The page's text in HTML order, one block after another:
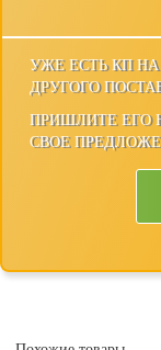
УЖЕ ЕСТЬ КП
ДРУГОГО
ПРИШЛИТЕ ЕГО
СВОЕ